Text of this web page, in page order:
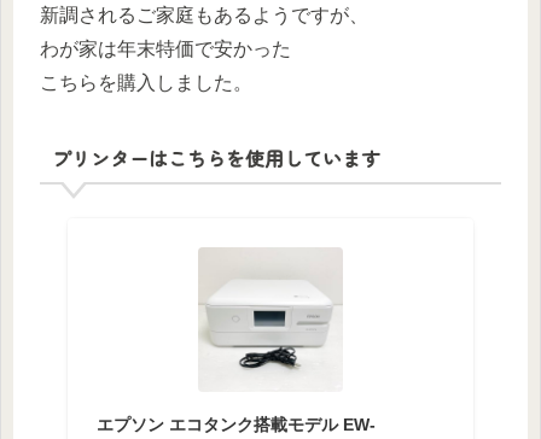
新調されるご家庭もあるようですが、
わが家は年末特価で安かった
こちらを購入しました。
プリンターはこちらを使用しています
エプソン エコタンク搭載モデル EW-